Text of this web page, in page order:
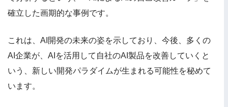
確立した画期的な事例です。
これは、AI開発の未来の姿を示しており、今後、多くの
AI企業が、AIを活用して自社のAI製品を改善していくと
いう、新しい開発パラダイムが生まれる可能性を秘めて
います。